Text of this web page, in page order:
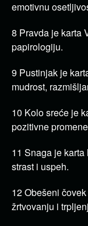
emotivnu
8 Pravda je karta
papirologiju.
9 Pustinjak je
mudrost,
10 Kolo sreće je
pozitivne
11 Snaga je
strast i uspeh.
12 Obešeni
žrtvovanju i